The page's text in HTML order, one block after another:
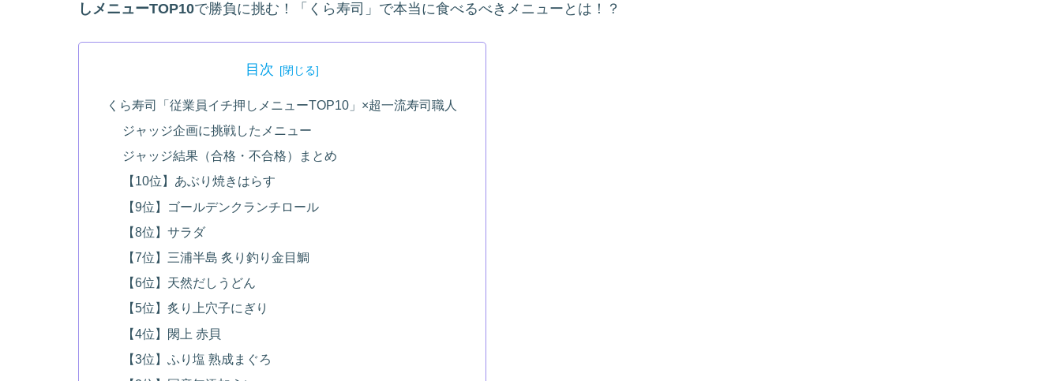
しメニューTOP10で勝負に挑む！「くら寿司」で本当に食べるべきメニューとは！？
目次
くら寿司「従業員イチ押しメニューTOP10」×超一流寿司職人
ジャッジ企画に挑戦したメニュー
ジャッジ結果（合格・不合格）まとめ
【10位】あぶり焼きはらす
【9位】ゴールデンクランチロール
【8位】サラダ
【7位】三浦半島 炙り釣り金目鯛
【6位】天然だしうどん
【5位】炙り上穴子にぎり
【4位】閖上 赤貝
【3位】ふり塩 熟成まぐろ